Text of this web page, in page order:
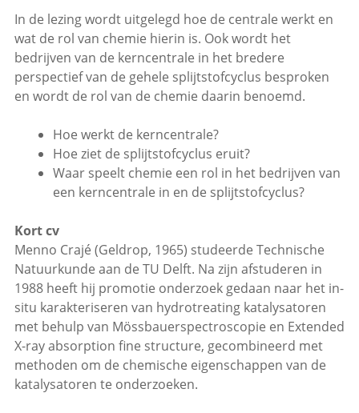
In de lezing wordt uitgelegd hoe de centrale werkt en
wat de rol van chemie hierin is. Ook wordt het
bedrijven van de kerncentrale in het bredere
perspectief van de gehele splijtstofcyclus besproken
en wordt de rol van de chemie daarin benoemd.
Hoe werkt de kerncentrale?
Hoe ziet de splijtstofcyclus eruit?
Waar speelt chemie een rol in het bedrijven van
een kerncentrale in en de splijtstofcyclus?
Kort cv
Menno Crajé (Geldrop, 1965) studeerde Technische
Natuurkunde aan de TU Delft. Na zijn afstuderen in
1988 heeft hij promotie onderzoek gedaan naar het in-
situ karakteriseren van hydrotreating katalysatoren
met behulp van Mössbauerspectroscopie en Extended
X-ray absorption fine structure, gecombineerd met
methoden om de chemische eigenschappen van de
katalysatoren te onderzoeken.